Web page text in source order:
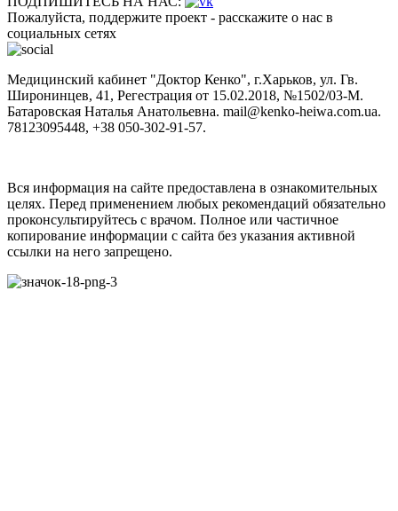
Пожалуйста, поддержите проект - расскажите о нас в
социальных сетях
Медицинский кабинет "Доктор Кенко", г.Харьков, ул. Гв.
Широнинцев, 41, Регестрация от 15.02.2018, №1502/03-M.
Батаровская Наталья Анатольевна. mail@kenko-heiwa.com.ua.
78123095448, +38 050-302-91-57.
Вся информация на сайте предоставлена в ознакомительных
целях. Перед применением любых рекомендаций обязательно
проконсультируйтесь с врачом. Полное или частичное
копирование информации с сайта без указания активной
ссылки на него запрещено.